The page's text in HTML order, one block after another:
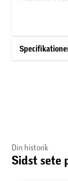
Din historik
Sidst sete